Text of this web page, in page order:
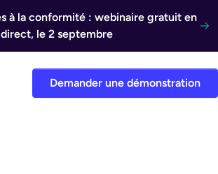
à la conformité : webinaire gratuit en
direct, le 2 septembre
Demander une démonstration